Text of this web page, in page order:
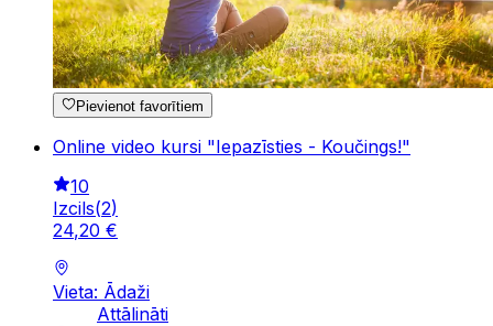
Pievienot favorītiem
Online video kursi "Iepazīsties - Koučings!"
10
Izcils(2)
24,20 €
Vieta: Ādaži
Attālināti